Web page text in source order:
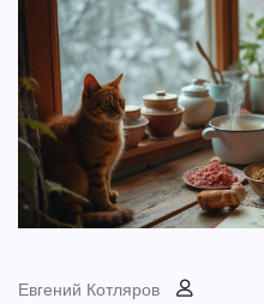
Евгений Котляров